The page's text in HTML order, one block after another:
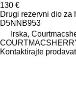
130 €
Drugi rezervni dio za
D5NNB953
Irska,
Kontaktirajte